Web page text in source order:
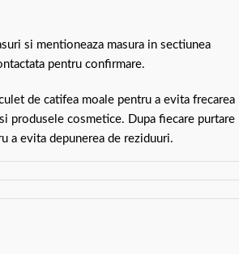
si mentioneaza masura in sectiunea
pentru confirmare.
de catifea moale pentru a evita frecarea
produsele cosmetice. Dupa fiecare purtare
a evita depunerea de reziduuri.